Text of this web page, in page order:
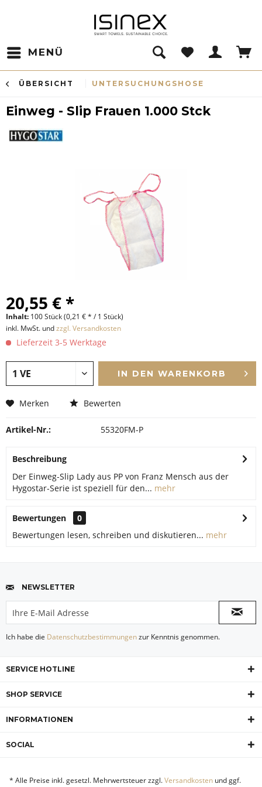
MENÜ
ÜBERSICHT UNTERSUCHUNGSHOSE
Einweg - Slip Frauen 1.000 Stck
20,55 € *
Inhalt: 100 Stück (0,21 € * / 1 Stück)
inkl. MwSt. undzzgl. Versandkosten
Lieferzeit 3-5 Werktage
IN DEN WARENKORB
Merken Bewerten
Artikel-Nr.: 55320FM-P
Beschreibung
Der Einweg‑Slip Lady aus PP von Franz Mensch aus der
Hygostar‑Serie ist speziell für den... mehr
Bewertungen
0
Bewertungen lesen, schreiben und diskutieren... mehr
NEWSLETTER
Ich habe die Datenschutzbestimmungenzur Kenntnis genommen.
SERVICE HOTLINE
SHOP SERVICE
INFORMATIONEN
SOCIAL
* Alle Preise inkl. gesetzl. Mehrwertsteuer zzgl.Versandkosten und ggf.